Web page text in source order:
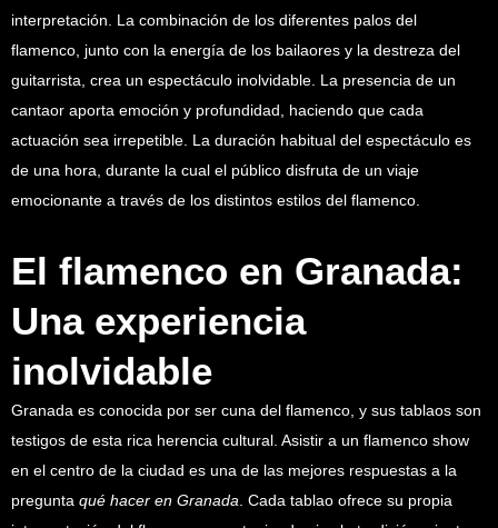
interpretación. La combinación de los diferentes palos del
flamenco, junto con la energía de los bailaores y la destreza del
guitarrista, crea un espectáculo inolvidable. La presencia de un
cantaor aporta emoción y profundidad, haciendo que cada
actuación sea irrepetible. La duración habitual del espectáculo es
de una hora, durante la cual el público disfruta de un viaje
emocionante a través de los distintos estilos del flamenco.
El flamenco en Granada:
Una experiencia
inolvidable
Granada es conocida por ser cuna del flamenco, y sus tablaos son
testigos de esta rica herencia cultural. Asistir a un flamenco show
en el centro de la ciudad es una de las mejores respuestas a la
pregunta qué hacer en Granada. Cada tablao ofrece su propia